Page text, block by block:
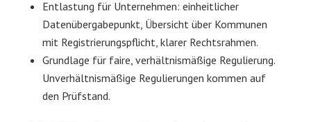
Entlastung für Unternehmen: einheitlicher
Datenübergabepunkt, Übersicht über Kommunen
mit Registrierungspflicht, klarer Rechtsrahmen.
Grundlage für faire, verhältnismäßige Regulierung.
Unverhältnismäßige Regulierungen kommen auf
den Prüfstand.